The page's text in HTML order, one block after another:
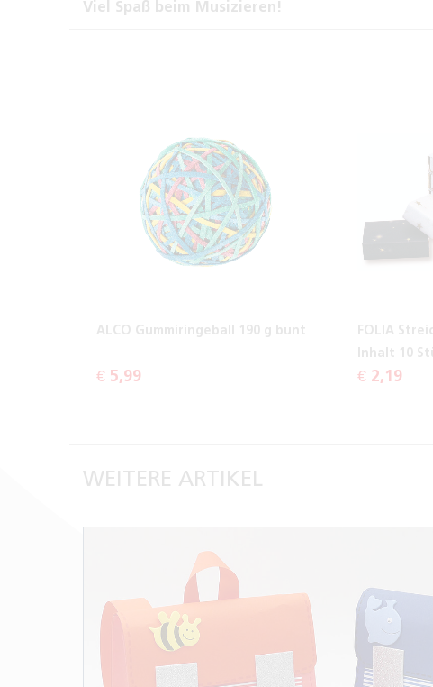
Viel Spaß beim Musizieren!
ALCO Gummiringeball 190 g bunt
€ 5,99
FOLIA
Inhalt 10
€ 2,19
WEITERE ARTIKEL